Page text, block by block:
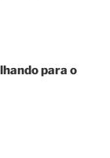
para o